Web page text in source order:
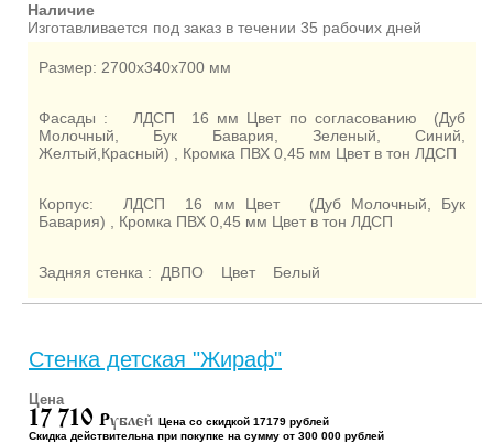
(5)
КАБИНЕТОВ (16)
БИБЛИОТЕКИ (8)
Наличие
Изготавливается под заказ в течении 35 рабочих дней
Размер: 2700х340х700 мм
Фасады : ЛДСП 16 мм Цвет по согласованию (Дуб
Молочный, Бук Бавария, Зеленый, Синий,
Желтый,Красный) , Кромка ПВХ 0,45 мм Цвет в тон ЛДСП
Корпус: ЛДСП 16 мм Цвет (Дуб Молочный, Бук
Бавария) , Кромка ПВХ 0,45 мм Цвет в тон ЛДСП
Задняя стенка : ДВПО Цвет Белый
Стенка детская "Жираф"
Цена
17 710 Pублей Цена со скидкой 17179 рублей
Скидка действительна при покупке на сумму от 300 000 рублей